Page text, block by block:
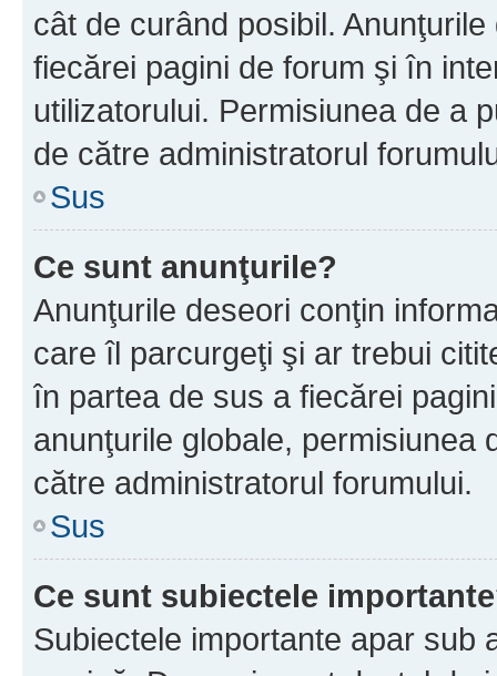
cât de curând posibil.
fiecărei pagini de forum şi în
utilizatorului. Permisiunea de a
de către administratorul
Sus
Ce sunt anunţurile?
Anunţurile deseori conţin
care îl parcurgeţi şi ar trebui
în partea de sus a fiecărei
anunţurile globale, permisiunea
către administratorul forumului.
Sus
Ce sunt subiectele
Subiectele importante apar sub